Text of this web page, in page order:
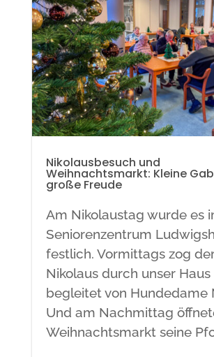
Nikolausbesuch und
Weihnachtsmarkt: Kleine
große Freude
Am Nikolaustag wurde es
Seniorenzentrum
festlich. Vormittags zog
Nikolaus durch unser Haus
begleitet von Hundedame
Und am Nachmittag
Weihnachtsmarkt seine